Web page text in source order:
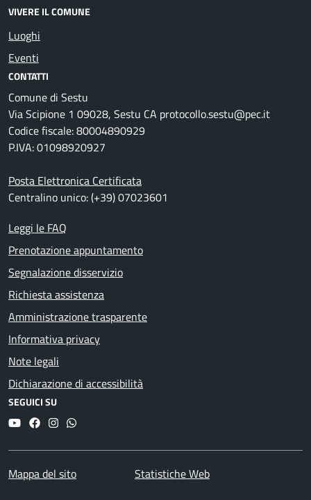
VIVERE IL COMUNE
Luoghi
Eventi
CONTATTI
Comune di Sestu
Via Scipione 1 09028, Sestu CA protocollo.sestu@pec.it
Codice fiscale: 80004890929
P.IVA: 01098920927
Posta Elettronica Certificata
Centralino unico: (+39) 07023601
Leggi le FAQ
Prenotazione appuntamento
Segnalazione disservizio
Richiesta assistenza
Amministrazione trasparente
Informativa privacy
Note legali
Dichiarazione di accessibilità
SEGUICI SU
YouTubeFacebookInstagram
Whatsapp
Mappa del sito Statistiche Web